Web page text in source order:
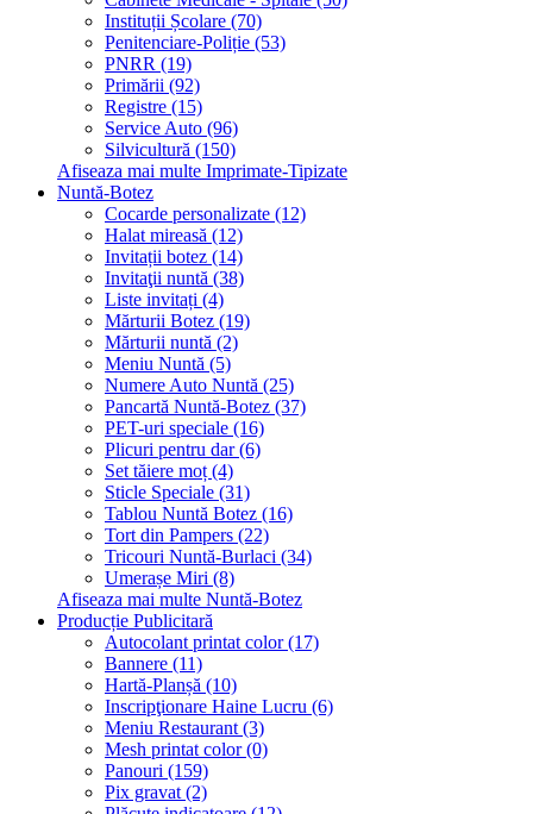
Instituții Școlare (70)
Penitenciare-Poliție (53)
PNRR (19)
Primării (92)
Registre (15)
Service Auto (96)
Silvicultură (150)
Afiseaza mai multe Imprimate-Tipizate
Nuntă-Botez
Cocarde personalizate (12)
Halat mireasă (12)
Invitații botez (14)
Invitaţii nuntă (38)
Liste invitați (4)
Mărturii Botez (19)
Mărturii nuntă (2)
Meniu Nuntă (5)
Numere Auto Nuntă (25)
Pancartă Nuntă-Botez (37)
PET-uri speciale (16)
Plicuri pentru dar (6)
Set tăiere moț (4)
Sticle Speciale (31)
Tablou Nuntă Botez (16)
Tort din Pampers (22)
Tricouri Nuntă-Burlaci (34)
Umerașe Miri (8)
Afiseaza mai multe Nuntă-Botez
Producție Publicitară
Autocolant printat color (17)
Bannere (11)
Hartă-Planșă (10)
Inscripţionare Haine Lucru (6)
Meniu Restaurant (3)
Mesh printat color (0)
Panouri (159)
Pix gravat (2)